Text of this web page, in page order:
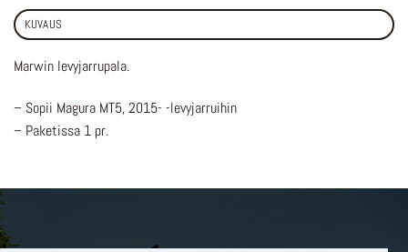
KUVAUS
Marwin levyjarrupala.
– Sopii Magura MT5, 2015- -levyjarruihin
– Paketissa 1 pr.